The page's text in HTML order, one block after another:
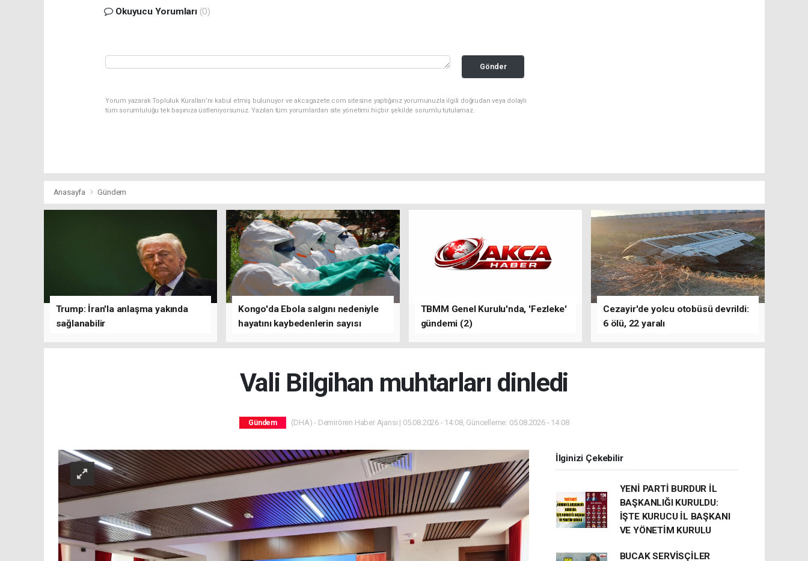
Okuyucu Yorumları (0)
Gönder
Yorum yazarak Topluluk Kuralları’nı kabul etmiş bulunuyor ve akcagazete.com sitesine yaptığınız yorumunuzla ilgili doğrudan veya dolaylı
tüm sorumluluğu tek başınıza üstleniyorsunuz. Yazılan tüm yorumlardan site yönetimi hiçbir şekilde sorumlu tutulamaz.
Anasayfa Gündem
Trump: İran'la anlaşma yakında
sağlanabilir
Kongo'da Ebola salgını nedeniyle
hayatını kaybedenlerin sayısı
TBMM Genel Kurulu'nda, 'Fezleke'
gündemi (2)
Cezayir'de yolcu otobüsü devrildi:
6 ölü, 22 yaralı
Vali Bilgihan muhtarları dinledi
Gündem (DHA) - Demirören Haber Ajansı | 05.08.2026 - 14:08, Güncelleme: 05.08.2026 - 14:08
İlginizi Çekebilir
YENİ PARTİ BURDUR İL
BAŞKANLIĞI KURULDU:
İŞTE KURUCU İL BAŞKANI
VE YÖNETİM KURULU
BUCAK SERVİSÇİLER